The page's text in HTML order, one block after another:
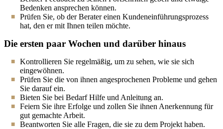
Bedenken ansprechen können.
Prüfen Sie, ob der Berater einen Kundeneinführungsprozess
hat, den er mit Ihnen teilen möchte.
Die ersten paar Wochen und darüber hinaus
Kontrollieren Sie regelmäßig, um zu sehen, wie sie sich
eingewöhnen.
Prüfen Sie die von ihnen angesprochenen Probleme und gehen
Sie darauf ein.
Bieten Sie bei Bedarf Hilfe und Anleitung an.
Feiern Sie ihre Erfolge und zollen Sie ihnen Anerkennung für
gut gemachte Arbeit.
Beantworten Sie alle Fragen, die sie zu dem Projekt haben.